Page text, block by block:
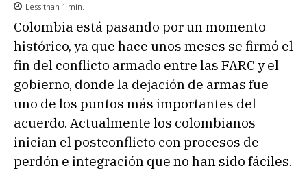
Less than 1 min.
Colombia está pasando por un momento
histórico, ya que hace unos meses se firmó el
fin del conflicto armado entre las FARC y el
gobierno, donde la dejación de armas fue
uno de los puntos más importantes del
acuerdo. Actualmente los colombianos
inician el postconflicto con procesos de
perdón e integración que no han sido fáciles.